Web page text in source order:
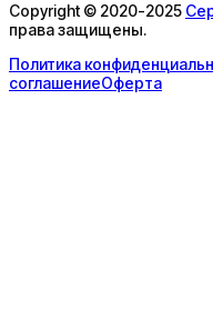
Copyright © 2020-2025
права защищены.
Политика
соглашениеОферта